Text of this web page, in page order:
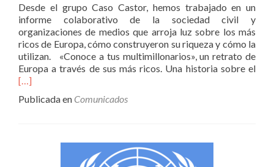
Desde el grupo Caso Castor, hemos trabajado en un
informe colaborativo de la sociedad civil y
organizaciones de medios que arroja luz sobre los más
ricos de Europa, cómo construyeron su riqueza y cómo la
utilizan. «Conoce a tus multimillonarios», un retrato de
Europa a través de sus más ricos. Una historia sobre elLeer
[…]
Publicada en Comunicados